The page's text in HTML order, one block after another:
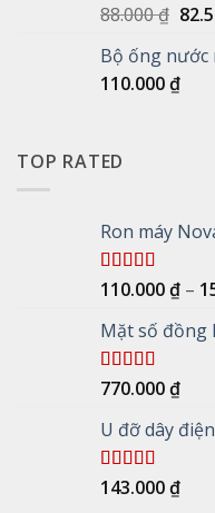
Được xếp
5.00
sao
88.000₫ Giá
là:
Bộ ống nước
110.000₫
TOP RATED
Ron máy
Được xếp
5
sao
110.000₫ –
Mặt số đồng
Được xếp
5
sao
770.000₫
U đỡ dây
Được xếp
5
143.000₫